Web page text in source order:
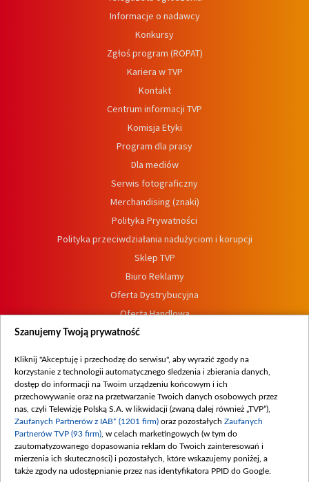
Informacje o nadawcy
Konkursy
Zgłoś program (ROPAT)
Kariera w TVP
Kontakt
Centrum informacji TVP
Komisja Etyki
Program dla prasy
Dla mediów
Serwis fotograficzny
Merchandising (znaki)
Polityka Prywatności
Polityka przeciwdziałania nadużyciom i korupcji
Sklep TVP
Biuro Reklamy
Oferta Dystrybucyjna
Oferta Handlowa
Dostępność
Procedura zgłoszeń wewnętrznych
Szanujemy Twoją prywatność
Kliknij "Akceptuję i przechodzę do serwisu", aby wyrazić zgody na
korzystanie z technologii automatycznego śledzenia i zbierania danych,
dostęp do informacji na Twoim urządzeniu końcowym i ich
przechowywanie oraz na przetwarzanie Twoich danych osobowych przez
nas, czyli Telewizję Polską S.A. w likwidacji (zwaną dalej również „TVP”),
Zaufanych Partnerów z IAB* (1201 firm) oraz pozostałych Zaufanych
Partnerów TVP (93 firm) , w celach marketingowych (w tym do
zautomatyzowanego dopasowania reklam do Twoich zainteresowań i
mierzenia ich skuteczności) i pozostałych, które wskazujemy poniżej, a
także zgody na udostępnianie przez nas identyfikatora PPID do Google.